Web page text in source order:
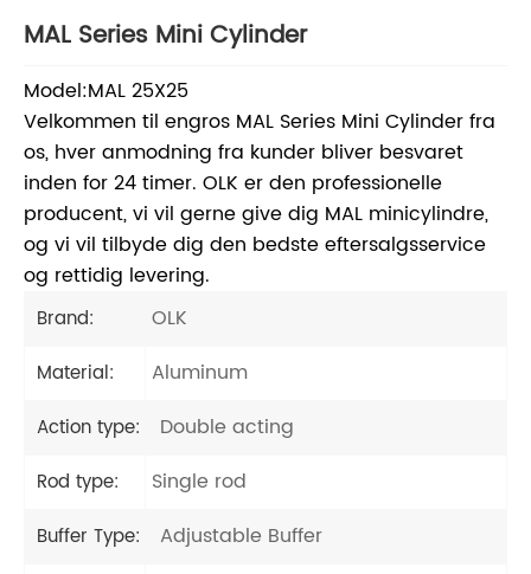
MAL Series Mini Cylinder
Model:MAL 25X25
Velkommen til engros MAL Series Mini Cylinder fra
os, hver anmodning fra kunder bliver besvaret
inden for 24 timer. OLK er den professionelle
producent, vi vil gerne give dig MAL minicylindre,
og vi vil tilbyde dig den bedste eftersalgsservice
og rettidig levering.
Brand: OLK
Material: Aluminum
Action type: Double acting
Rod type: Single rod
Buffer Type: Adjustable Buffer